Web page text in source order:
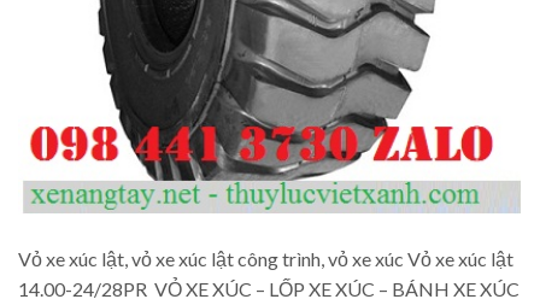
Vỏ xe xúc lật, vỏ xe xúc lật công trình, vỏ xe xúc Vỏ xe xúc lật
14.00-24/28PR VỎ XE XÚC – LỐP XE XÚC – BÁNH XE XÚC